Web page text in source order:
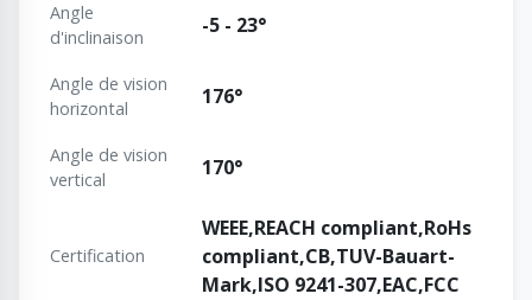
Angle
d'inclinaison
-5 - 23°
Angle de vision
horizontal
176°
Angle de vision
vertical
170°
Certification
WEEE,REACH compliant,RoHs
compliant,CB,TUV-Bauart-
Mark,ISO 9241-307,EAC,FCC